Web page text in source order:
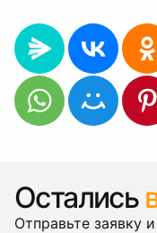
Остались
Отправьте заявку